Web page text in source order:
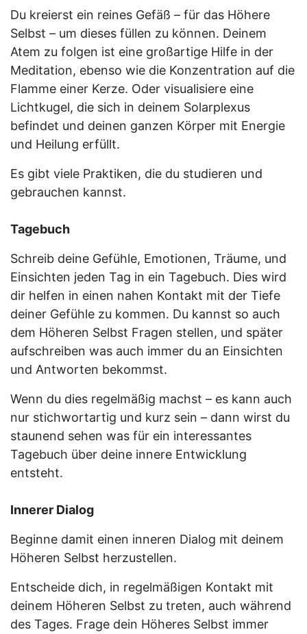
Du kreierst ein reines Gefäß – für das Höhere
Selbst – um dieses füllen zu können. Deinem
Atem zu folgen ist eine großartige Hilfe in der
Meditation, ebenso wie die Konzentration auf die
Flamme einer Kerze. Oder visualisiere eine
Lichtkugel, die sich in deinem Solarplexus
befindet und deinen ganzen Körper mit Energie
und Heilung erfüllt.
Es gibt viele Praktiken, die du studieren und
gebrauchen kannst.
Tagebuch
Schreib deine Gefühle, Emotionen, Träume, und
Einsichten jeden Tag in ein Tagebuch. Dies wird
dir helfen in einen nahen Kontakt mit der Tiefe
deiner Gefühle zu kommen. Du kannst so auch
dem Höheren Selbst Fragen stellen, und später
aufschreiben was auch immer du an Einsichten
und Antworten bekommst.
Wenn du dies regelmäßig machst – es kann auch
nur stichwortartig und kurz sein – dann wirst du
staunend sehen was für ein interessantes
Tagebuch über deine innere Entwicklung
entsteht.
Innerer Dialog
Beginne damit einen inneren Dialog mit deinem
Höheren Selbst herzustellen.
Entscheide dich, in regelmäßigen Kontakt mit
deinem Höheren Selbst zu treten, auch während
des Tages. Frage dein Höheres Selbst immer